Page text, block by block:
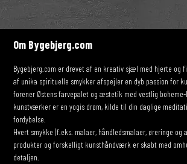
Om Bygebjerg.com
Bygebjerg.com er drevet af en kreativ sjæl med hjerte og
af unika spirituelle smykker afspejler en dyb passion for
forener Østens farvepalet og æstetik med vestlig boheme-
kunstværker er en yogis drøm, kilde til din daglige
fordybelse.
Hvert smykke (f.eks. malaer, håndledsmalaer, øreringe og
produkter og forskelligt kunsthåndværk er skabt med
detaljen.